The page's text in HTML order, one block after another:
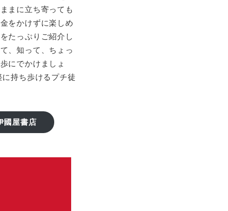
まに立ち寄っても
をかけずに楽しめ
たっぷりご紹介し
、知って、ちょっ
にでかけましょ
持ち歩けるプチ徒
國屋書店